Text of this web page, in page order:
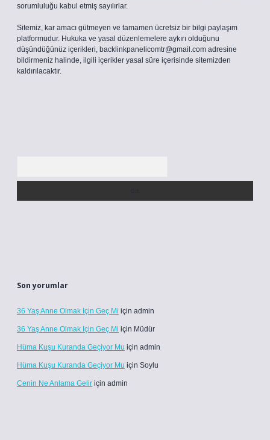
sorumluluğu kabul etmiş sayılırlar.
Sitemiz, kar amacı gütmeyen ve tamamen ücretsiz bir bilgi paylaşım
platformudur. Hukuka ve yasal düzenlemelere aykırı olduğunu
düşündüğünüz içerikleri, backlinkpanelicomtr@gmail.com adresine
bildirmeniz halinde, ilgili içerikler yasal süre içerisinde sitemizden
kaldırılacaktır.
Son yorumlar
36 Yaş Anne Olmak Için Geç Mi için admin
36 Yaş Anne Olmak Için Geç Mi için Müdür
Hüma Kuşu Kuranda Geçiyor Mu için admin
Hüma Kuşu Kuranda Geçiyor Mu için Soylu
Cenin Ne Anlama Gelir için admin